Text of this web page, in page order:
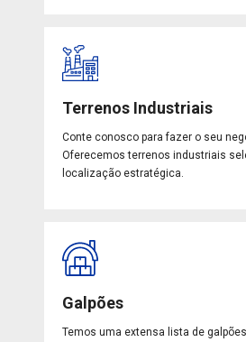
Terrenos Industriais
Conte conosco para fazer o seu
Oferecemos terrenos industriais
localização estratégica.
Galpões
Temos uma extensa lista de